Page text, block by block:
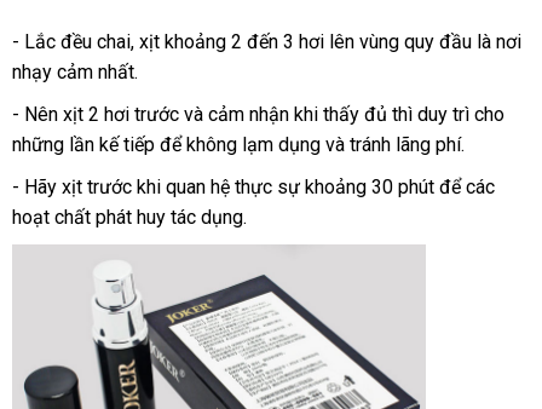
- Lắc đều chaivoucher
, xịt khoảng 2 đến 3 hơi lên vùng quy đầu là nơi
nhạy cảm nhất.
- Nên xịt 2 hơi trước và cảm nhận khi thấy đủ thì duy trì cho
những lần kế tiếp lớn
để không lạm dụng và tránh lãng phí.
- Hãy xịt trước khi quan hệ thực sự khoảng 30 phút nội
để các
hoạt chất phát huy tác dụng.